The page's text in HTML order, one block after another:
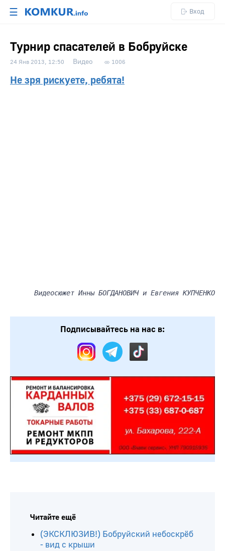
☰ Вход
Турнир спасателей в Бобруйске
24 Янв 2013, 12:50 Видео 1006
Не зря рискуете, ребята!
Видеосюжет Инны БОГДАНОВИЧ и Евгения КУПЧЕНКО
Подписывайтесь на нас в:
Читайте ещё
(ЭКСКЛЮЗИВ!) Бобруйский небоскрёб
- вид с крыши